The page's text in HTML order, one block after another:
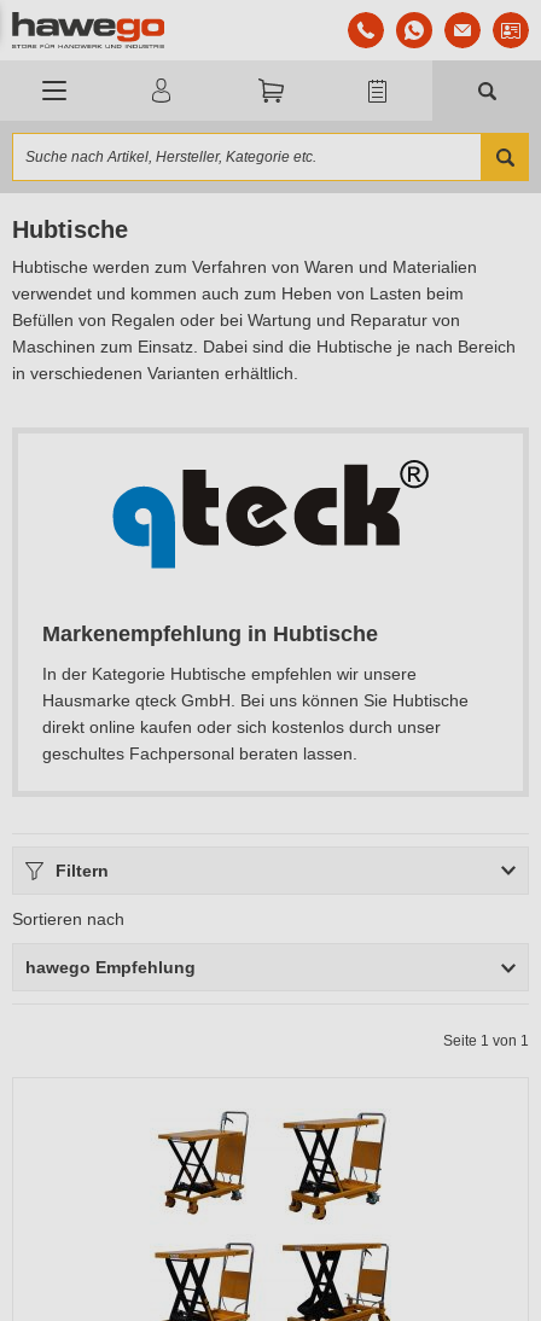
Hubtische
Hubtische werden zum Verfahren von Waren und Materialien
verwendet und kommen auch zum Heben von Lasten beim
Befüllen von Regalen oder bei Wartung und Reparatur von
Maschinen zum Einsatz. Dabei sind die Hubtische je nach Bereich
in verschiedenen Varianten erhältlich.
Markenempfehlung in Hubtische
In der Kategorie Hubtische empfehlen wir unsere
Hausmarke qteck GmbH. Bei uns können Sie Hubtische
direkt online kaufen oder sich kostenlos durch unser
geschultes Fachpersonal beraten lassen.
Filtern
Sortieren nach
hawego Empfehlung
Seite 1 von 1